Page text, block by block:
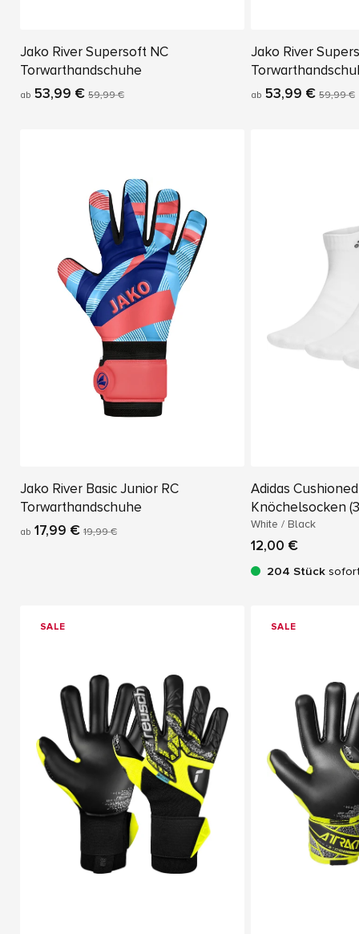
Jako River Supersoft NC
Torwarthandschuhe
ab 53,99 € 59,99 €
Jako River
ab 53,99 € 59,99 €
Jako River Basic Junior RC
Torwarthandschuhe
ab 17,99 € 19,99 €
Adidas
Knöchelsocken
White / Black
12,00 €
204 Stück
SALE SALE